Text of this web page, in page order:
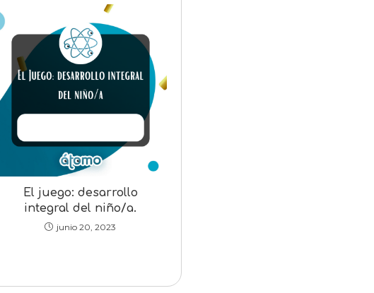
El juego: desarrollo
integral del niño/a.
junio 20, 2023